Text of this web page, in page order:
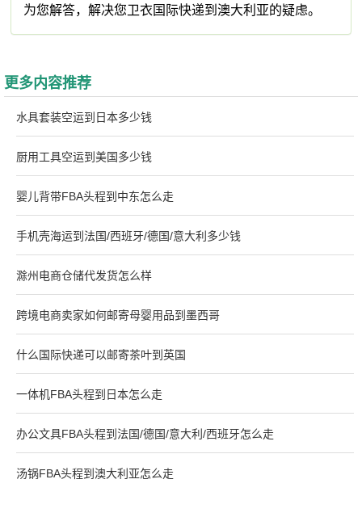
为您解答，解决您卫衣国际快递到澳大利亚的疑虑。
更多内容推荐
水具套装空运到日本多少钱
厨用工具空运到美国多少钱
婴儿背带FBA头程到中东怎么走
手机壳海运到法国/西班牙/德国/意大利多少钱
滁州电商仓储代发货怎么样
跨境电商卖家如何邮寄母婴用品到墨西哥
什么国际快递可以邮寄茶叶到英国
一体机FBA头程到日本怎么走
办公文具FBA头程到法国/德国/意大利/西班牙怎么走
汤锅FBA头程到澳大利亚怎么走